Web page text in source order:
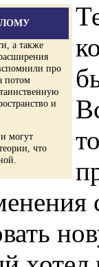
а также
про
потом
и
могут
что